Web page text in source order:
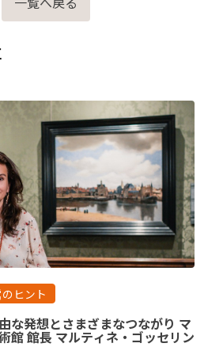
ヒント
発想とさまざまなつながり マ
館 館長 マルティネ・ゴッセリン